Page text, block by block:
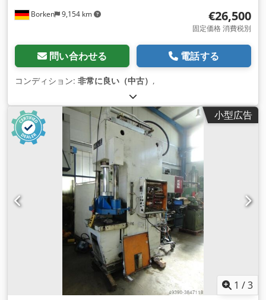
Borken 9,154 km €26,500
固定価格 消費税別
問い合わせる 電話する
コンディション: 非常に良い（中古） ,
小型広告
1 /3